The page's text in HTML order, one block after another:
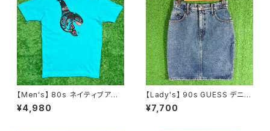
【Men's】 80s ネイティブアメリ
カン モチーフ イラスト Tシャツ
/ アメリカ製 USA製 シングルス
¥4,980
【Lady's】 90s GUESS デニム
ミニスカート / アメリカ製 USA
製 90年代 ゲス タイトスカート
¥7,700